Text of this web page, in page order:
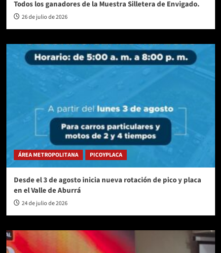
Todos los ganadores de la Muestra Silletera de Envigado.
26 de julio de 2026
ÁREA METROPOLITANA PICOYPLACA
Desde el 3 de agosto inicia nueva rotación de pico y placa
en el Valle de Aburrá
24 de julio de 2026